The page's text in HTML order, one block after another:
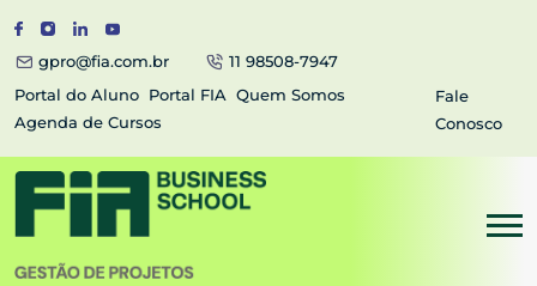
gpro@fia.com.br
11 98508-7947
Portal do Aluno Portal FIA Quem Somos
Agenda de Cursos
Fale
Conosco